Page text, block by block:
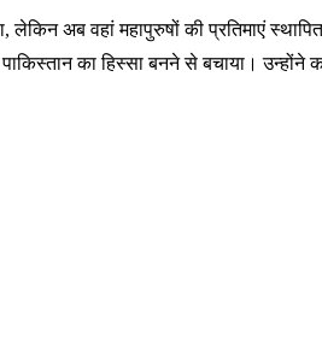
लेकिन अब वहां महापुरुषों की प्रतिमाएं
का हिस्सा बनने से बचाया।